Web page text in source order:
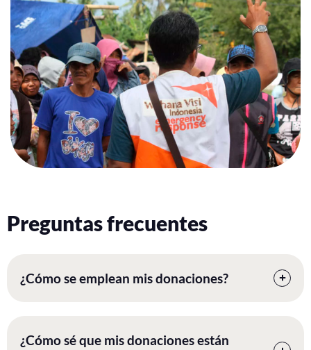
Preguntas frecuentes
¿Cómo se emplean mis donaciones?
¿Cómo sé que mis donaciones están